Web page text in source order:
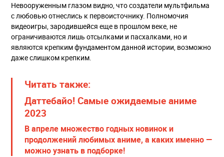
Невооруженным глазом видно, что создатели мультфильма
с любовью отнеслись к первоисточнику. Полномочия
видеоигры, зародившейся еще в прошлом веке, не
ограничиваются лишь отсылками и пасхалками, но и
являются крепким фундаментом данной истории, возможно
даже слишком крепким.
Читать также:
Даттебайо! Самые ожидаемые аниме
2023
В апреле множество годных новинок и
продолжений любимых аниме, а каких именно —
можно узнать в подборке!